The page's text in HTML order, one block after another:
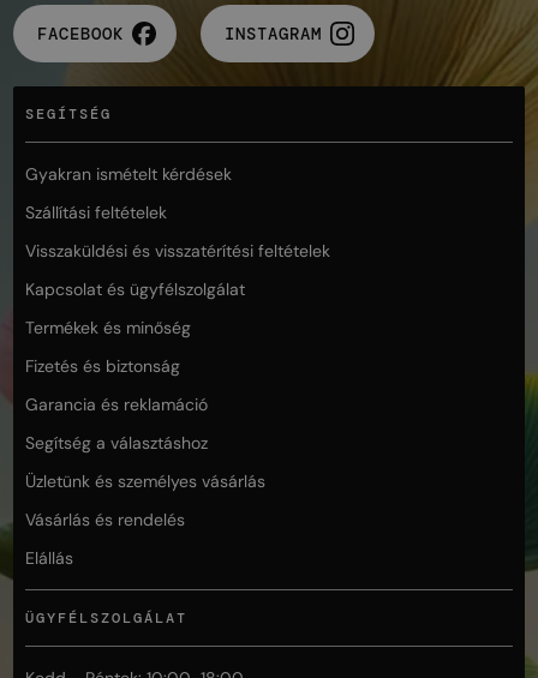
FACEBOOK INSTAGRAM
SEGÍTSÉG
Gyakran ismételt kérdések
Szállítási feltételek
Visszaküldési és visszatérítési feltételek
Kapcsolat és ügyfélszolgálat
Termékek és minőség
Fizetés és biztonság
Garancia és reklamáció
Segítség a választáshoz
Üzletünk és személyes vásárlás
Vásárlás és rendelés
Elállás
ÜGYFÉLSZOLGÁLAT